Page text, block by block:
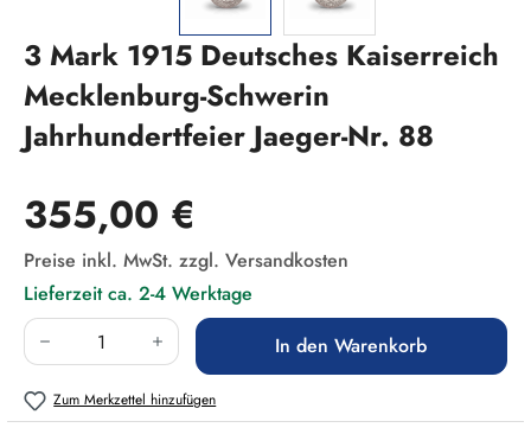
3 Mark 1915 Deutsches Kaiserreich
Mecklenburg-Schwerin
Jahrhundertfeier Jaeger-Nr. 88
Regulärer Preis:
355,00 €
Preise inkl. MwSt. zzgl. Versandkosten
Lieferzeit ca. 2-4 Werktage
Produkt Anzahl: Gib den gewünschten Wert
In den Warenkorb
Zum Merkzettel hinzufügen